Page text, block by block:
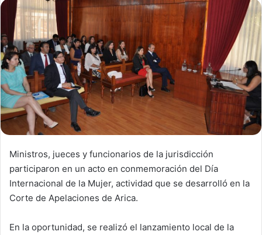
e
m
a
i
Ministros, jueces y funcionarios de la jurisdicción
participaron en un acto en conmemoración del Día
Internacional de la Mujer, actividad que se desarrolló en la
Corte de Apelaciones de Arica.
En la oportunidad, se realizó el lanzamiento local de la